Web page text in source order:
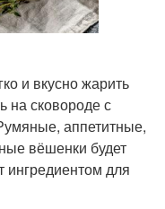
и вкусно жарить
на сковороде с
аппетитные,
вёшенки будет
ингредиентом для